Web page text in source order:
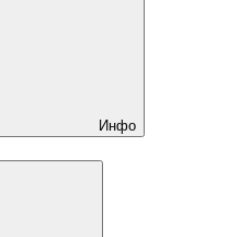
Инфо